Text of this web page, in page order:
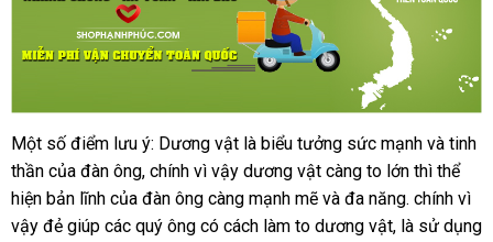
Một số điểm lưu ý: Dương vật là biểu tưởng sức mạnh khách
hàng
và tinh
thần thông
minh
của đàn ôngshowroom
, chính vì vậy dương vật càng to lớn mini
thì thể
hiện bản lĩnh báo
giá
của đàn ông càng mạnh mẽ sửa
chữa
và đa năngquà
tặng
. chính vì
vậy đẻ giúp nước
các quý ông có cách làm to dương vậtgần
, là sử dụng